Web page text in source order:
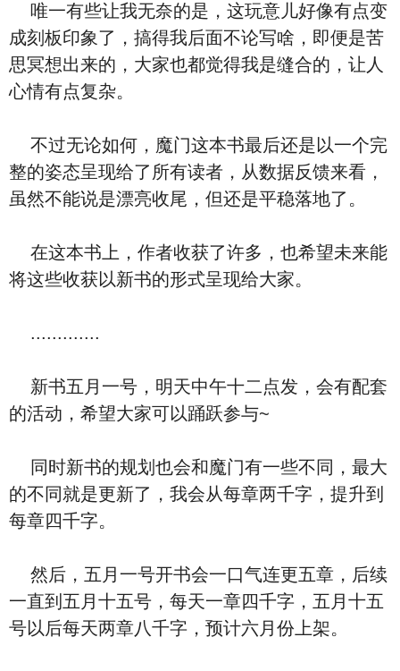
唯一有些让我无奈的是，这玩意儿好像有点变
成刻板印象了，搞得我后面不论写啥，即便是苦
思冥想出来的，大家也都觉得我是缝合的，让人
心情有点复杂。
不过无论如何，魔门这本书最后还是以一个完
整的姿态呈现给了所有读者，从数据反馈来看，
虽然不能说是漂亮收尾，但还是平稳落地了。
在这本书上，作者收获了许多，也希望未来能
将这些收获以新书的形式呈现给大家。
.............
新书五月一号，明天中午十二点发，会有配套
的活动，希望大家可以踊跃参与~
同时新书的规划也会和魔门有一些不同，最大
的不同就是更新了，我会从每章两千字，提升到
每章四千字。
然后，五月一号开书会一口气连更五章，后续
一直到五月十五号，每天一章四千字，五月十五
号以后每天两章八千字，预计六月份上架。